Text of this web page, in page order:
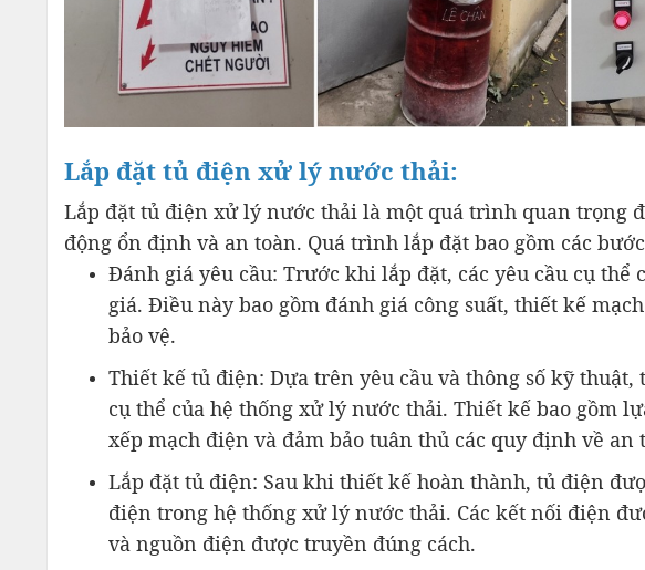
Lắp đặt tủ điện xử lý nước thải:
Lắp đặt tủ điện xử lý nước thải là một quá trình quan trọng
động ổn định và an toàn. Quá trình lắp đặt bao gồm các
Đánh giá yêu cầu: Trước khi lắp đặt, các yêu cầu cụ
giá. Điều này bao gồm đánh giá công suất, thiết kế
bảo vệ.
Thiết kế tủ điện: Dựa trên yêu cầu và thông số kỹ
cụ thể của hệ thống xử lý nước thải. Thiết kế bao gồm
xếp mạch điện và đảm bảo tuân thủ các quy định về an
Lắp đặt tủ điện: Sau khi thiết kế hoàn thành, tủ điện
điện trong hệ thống xử lý nước thải. Các kết nối điện
và nguồn điện được truyền đúng cách.